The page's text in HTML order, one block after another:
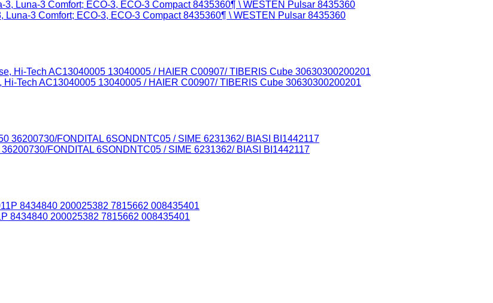
3 Comfort; ECO-3, ECO-3 Compact 8435360¶ \ WESTEN Pulsar 8435360
Tech AC13040005 13040005 / HAIER C00907/ TIBERIS Cube 30630300200201
FONDITAL 6SONDNTC05 / SIME 6231362/ BIASI BI1442117
8434840 200025382 7815662 008435401